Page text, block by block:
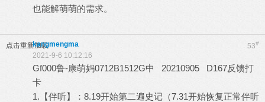
也能解萌萌的需求。
点击重新加载 53#
kangmengma
2021-9-6 10:12:16
Gf000鲁-康萌妈0712B1512G中 20210905 D167反馈打
卡
1.【伴听】：8.19开始第二遍史记（7.31开始恢复正常伴听